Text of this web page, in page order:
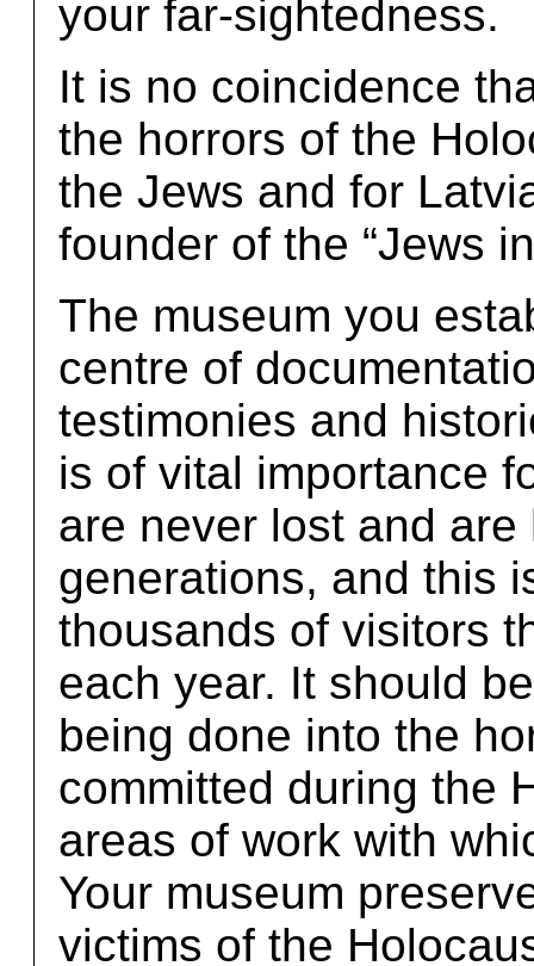
your far-sightedness.
It is no coincidence
the horrors of the
the Jews and for
founder of the “Jews
The museum you
centre of
testimonies and
is of vital importance
are never lost and
generations, and this
thousands of visitors
each year. It should
being done into the
committed during the
areas of work with
Your museum
victims of the